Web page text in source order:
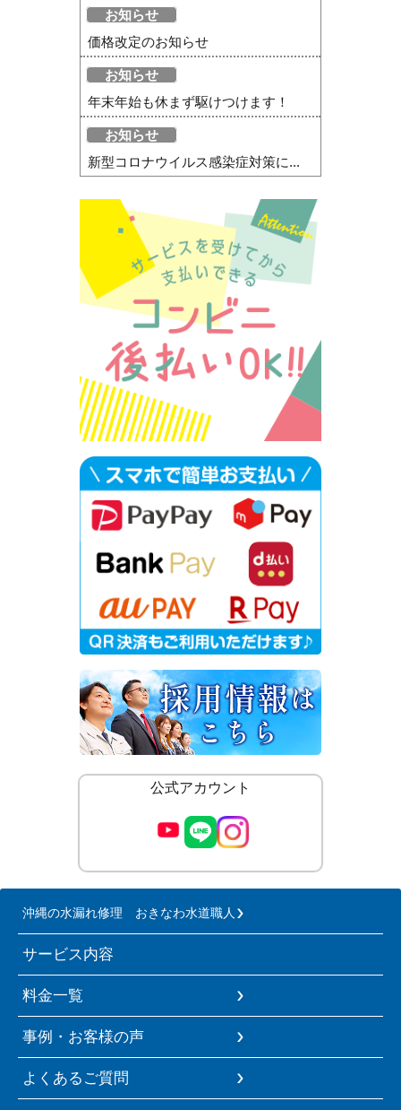
お知らせ
価格改定のお知らせ
お知らせ
年末年始も休まず駆けつけます！
お知らせ
新型コロナウイルス感染症対策に...
公式アカウント
沖縄の水漏れ修理 おきなわ水道職人
サービス内容
料金一覧
事例・お客様の声
よくあるご質問